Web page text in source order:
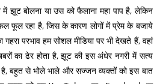
में झूट बोलना या उस को फैलाना महा पाप है, लेकिन
फूल रहा है, जिस के कारण लोगों में प्रेम के बजाये
परभाव हम सोशल मीडिया पर भी देखते हैं, वहां
का ढेर होता है, झूट की इस अंधेर नगरी में सत्य
है, बहुत से भोले भाले और सज्जन व्यक्तों को इस बात